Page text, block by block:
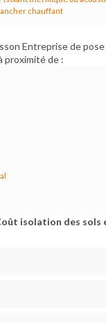
chauffant
Entreprise de
proximité de :
isolation des sols